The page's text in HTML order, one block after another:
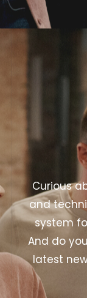
Curious
and
system
And do
latest